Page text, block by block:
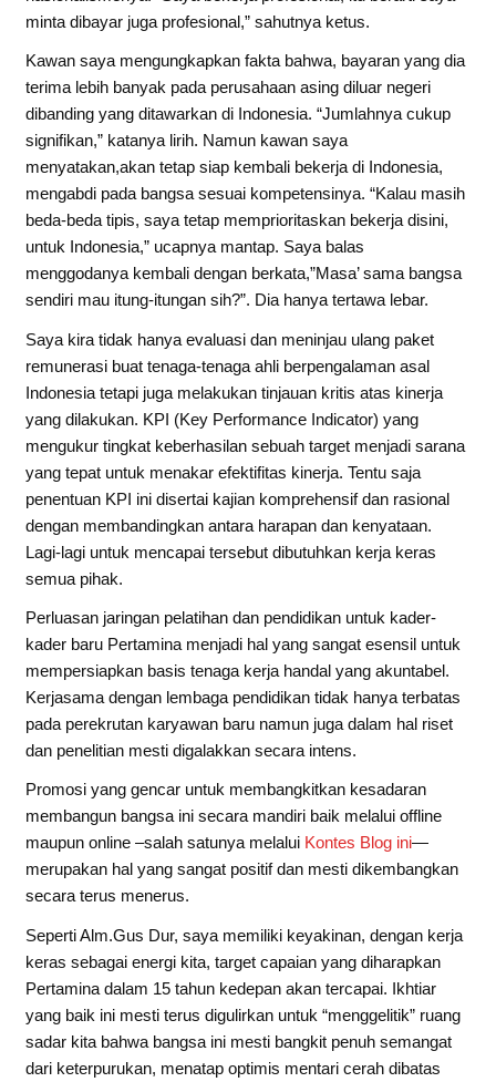
minta dibayar juga profesional,” sahutnya ketus.
Kawan saya mengungkapkan fakta bahwa, bayaran yang dia
terima lebih banyak pada perusahaan asing diluar negeri
dibanding yang ditawarkan di Indonesia. “Jumlahnya cukup
signifikan,” katanya lirih. Namun kawan saya
menyatakan,akan tetap siap kembali bekerja di Indonesia,
mengabdi pada bangsa sesuai kompetensinya. “Kalau masih
beda-beda tipis, saya tetap memprioritaskan bekerja disini,
untuk Indonesia,” ucapnya mantap. Saya balas
menggodanya kembali dengan berkata,”Masa’ sama bangsa
sendiri mau itung-itungan sih?”. Dia hanya tertawa lebar.
Saya kira tidak hanya evaluasi dan meninjau ulang paket
remunerasi buat tenaga-tenaga ahli berpengalaman asal
Indonesia tetapi juga melakukan tinjauan kritis atas kinerja
yang dilakukan. KPI (Key Performance Indicator) yang
mengukur tingkat keberhasilan sebuah target menjadi sarana
yang tepat untuk menakar efektifitas kinerja. Tentu saja
penentuan KPI ini disertai kajian komprehensif dan rasional
dengan membandingkan antara harapan dan kenyataan.
Lagi-lagi untuk mencapai tersebut dibutuhkan kerja keras
semua pihak.
Perluasan jaringan pelatihan dan pendidikan untuk kader-
kader baru Pertamina menjadi hal yang sangat esensil untuk
mempersiapkan basis tenaga kerja handal yang akuntabel.
Kerjasama dengan lembaga pendidikan tidak hanya terbatas
pada perekrutan karyawan baru namun juga dalam hal riset
dan penelitian mesti digalakkan secara intens.
Promosi yang gencar untuk membangkitkan kesadaran
membangun bangsa ini secara mandiri baik melalui offline
maupun online –salah satunya melalui Kontes Blog ini—
merupakan hal yang sangat positif dan mesti dikembangkan
secara terus menerus.
Seperti Alm.Gus Dur, saya memiliki keyakinan, dengan kerja
keras sebagai energi kita, target capaian yang diharapkan
Pertamina dalam 15 tahun kedepan akan tercapai. Ikhtiar
yang baik ini mesti terus digulirkan untuk “menggelitik” ruang
sadar kita bahwa bangsa ini mesti bangkit penuh semangat
dari keterpurukan, menatap optimis mentari cerah dibatas